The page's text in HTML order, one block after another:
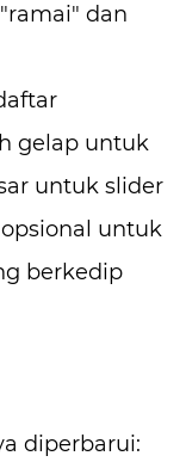
dan
gelap untuk
untuk slider
untuk
berkedip
diperbarui: